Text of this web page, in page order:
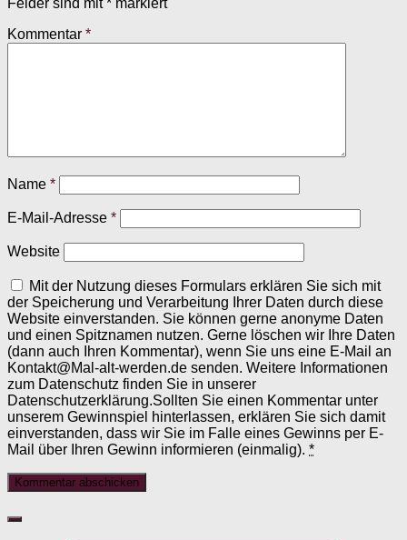
Felder sind mit * markiert
Kommentar *
Name *
E-Mail-Adresse *
Website
Mit der Nutzung dieses Formulars erklären Sie sich mit
der Speicherung und Verarbeitung Ihrer Daten durch diese
Website einverstanden. Sie können gerne anonyme Daten
und einen Spitznamen nutzen. Gerne löschen wir Ihre Daten
(dann auch Ihren Kommentar), wenn Sie uns eine E-Mail an
Kontakt@Mal-alt-werden.de senden. Weitere Informationen
zum Datenschutz finden Sie in unserer
Datenschutzerklärung.Sollten Sie einen Kommentar unter
unserem Gewinnspiel hinterlassen, erklären Sie sich damit
einverstanden, dass wir Sie im Falle eines Gewinns per E-
Mail über Ihren Gewinn informieren (einmalig). *